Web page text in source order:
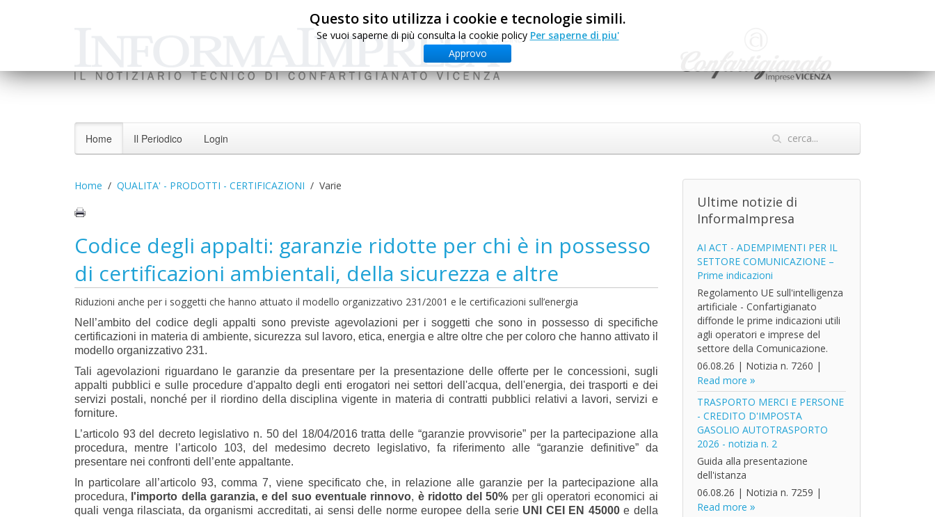
Questo sito utilizza i cookie e tecnologie simili.
Se vuoi saperne di più consulta la cookie policy Per saperne di piu'
Approvo
Home Il Periodico Login
Home QUALITA' - PRODOTTI - CERTIFICAZIONI Varie
Codice degli appalti: garanzie ridotte per chi è in possesso
di certificazioni ambientali, della sicurezza e altre
Riduzioni anche per i soggetti che hanno attuato il modello organizzativo 231/2001 e le certificazioni sull’energia
Nell’ambito del codice degli appalti sono previste agevolazioni per i soggetti che sono in possesso di specifiche
certificazioni in materia di ambiente, sicurezza sul lavoro, etica, energia e altre oltre che per coloro che hanno attivato il
modello organizzativo 231.
Tali agevolazioni riguardano le garanzie da presentare per la presentazione delle offerte per le concessioni, sugli
appalti pubblici e sulle procedure d'appalto degli enti erogatori nei settori dell'acqua, dell'energia, dei trasporti e dei
servizi postali, nonché per il riordino della disciplina vigente in materia di contratti pubblici relativi a lavori, servizi e
forniture.
L’articolo 93 del decreto legislativo n. 50 del 18/04/2016 tratta delle “garanzie provvisorie” per la partecipazione alla
procedura, mentre l’articolo 103, del medesimo decreto legislativo, fa riferimento alle “garanzie definitive” da
presentare nei confronti dell’ente appaltante.
In particolare all’articolo 93, comma 7, viene specificato che, in relazione alle garanzie per la partecipazione alla
procedura,
'importo della garanzia, e del suo eventuale rinnovo, è ridotto del 50% per gli operatori economici ai
quali venga rilasciata, da organismi accreditati, ai sensi delle norme europee della serie UNI CEI EN 45000e della
Ultime notizie di
InformaImpresa
AI ACT - ADEMPIMENTI PER IL
SETTORE COMUNICAZIONE –
Prime indicazioni
Regolamento UE sull'intelligenza
artificiale - Confartigianato
diffonde le prime indicazioni utili
agli operatori e imprese del
settore della Comunicazione.
06.08.26 | Notizia n. 7260 |
Read more
TRASPORTO MERCI E PERSONE
- CREDITO D'IMPOSTA
GASOLIO AUTOTRASPORTO
2026 - notizia n. 2
Guida alla presentazione
dell'istanza
06.08.26 | Notizia n. 7259 |
Read more